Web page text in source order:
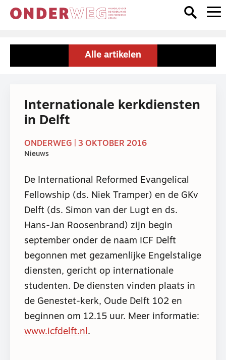
Alle artikelen
Internationale kerkdiensten
in Delft
ONDERWEG | 3 OKTOBER 2016
Nieuws
De International Reformed Evangelical
Fellowship (ds. Niek Tramper) en de GKv
Delft (ds. Simon van der Lugt en ds.
Hans-Jan Roosenbrand) zijn begin
september onder de naam ICF Delft
begonnen met gezamenlijke Engelstalige
diensten, gericht op internationale
studenten. De diensten vinden plaats in
de Genestet-kerk, Oude Delft 102 en
beginnen om 12.15 uur. Meer informatie:
www.icfdelft.nl .